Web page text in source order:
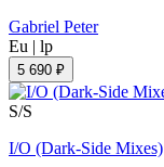
Gabriel Peter
Eu | lp
5 690 ₽
S/S
I/O (Dark-Side Mixes)